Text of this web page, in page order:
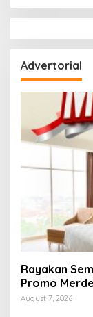
Advertorial
Rayakan
Promo
Lampung
August 7, 2026